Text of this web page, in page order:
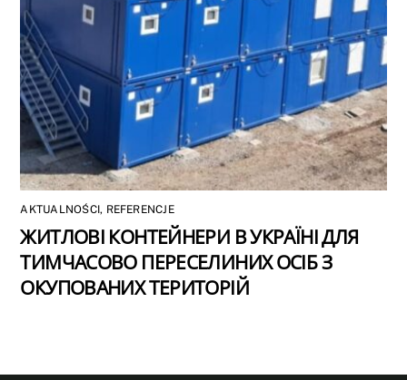
AKTUALNOŚCI, REFERENCJE
ЖИТЛОВІ КОНТЕЙНЕРИ В УКРАЇНІ ДЛЯ
ТИМЧАСОВО ПЕРЕСЕЛИНИХ ОСІБ З
ОКУПОВАНИХ ТЕРИТОРІЙ